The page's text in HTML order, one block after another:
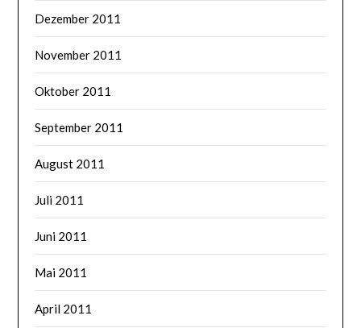
Dezember 2011
November 2011
Oktober 2011
September 2011
August 2011
Juli 2011
Juni 2011
Mai 2011
April 2011